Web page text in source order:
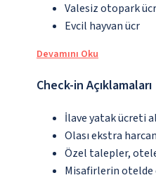
Valesiz otopark
Evcil hayvan ücr
Devamını Oku
Check-in Açıklamaları
İlave yatak ücreti
Olası ekstra
Özel talepler,
Misafirlerin otelde